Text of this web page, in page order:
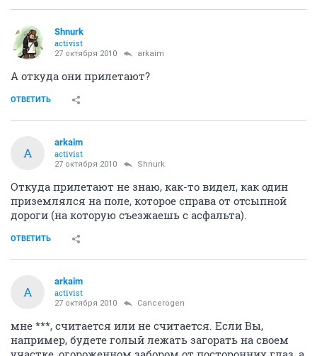
Shnurk
activist
27 октября 2010 arkaim
А откуда они прилетают?
ОТВЕТИТЬ
A
arkaim
activist
27 октября 2010 Shnurk
Откуда прилетают не знаю, как-то видел, как один
приземлялся на поле, которое справа от отсыпной
дороги (на которую съезжаешь с асфальта).
ОТВЕТИТЬ
A
arkaim
activist
27 октября 2010 Cancerogen
мне ***, считается или не считается. Если Вы,
например, будете голый лежать загорать на своем